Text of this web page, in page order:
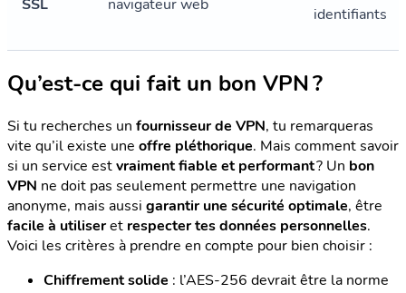
SSL
navigateur web
identifiants
Qu’est-ce qui fait un bon VPN ?
Si tu recherches un fournisseur de VPN, tu remarqueras
vite qu’il existe une offre pléthorique. Mais comment savoir
si un service estvraiment fiable et performant? Un bon
VPN ne doit pas seulement permettre une navigation
anonyme, mais aussi garantir une sécurité optimale, être
facile à utiliseret respecter tes données personnelles.
Voici les critères à prendre en compte pour bien choisir :
Chiffrement solide : l’AES-256 devrait être la norme